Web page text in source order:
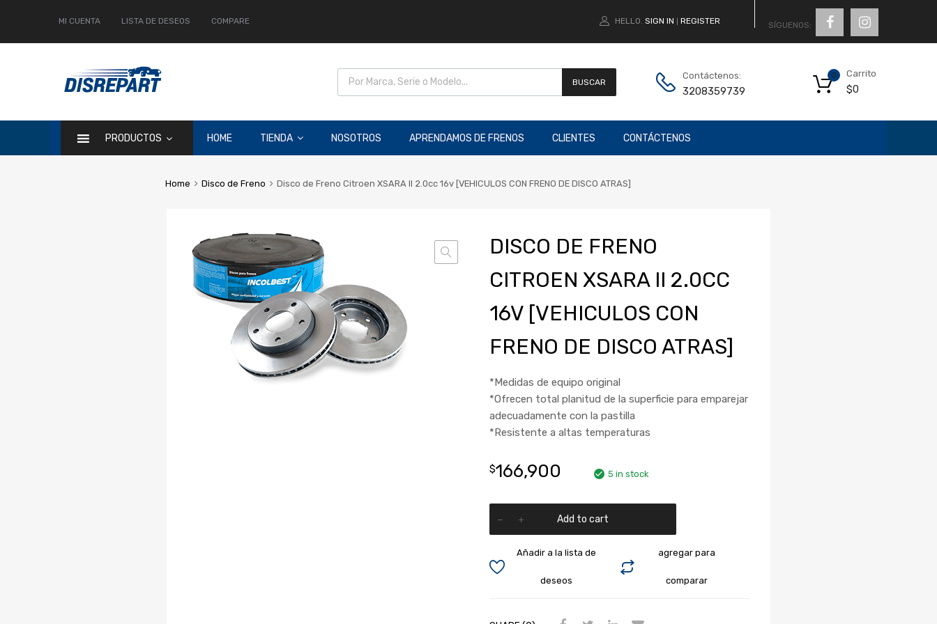
MI CUENTA LISTA DE DESEOS COMPARE HELLO. SIGN IN REGISTER SÍGUENOS:
BUSCAR
Contáctenos:
3208359739
Carrito
$0
0
PRODUCTOS HOME TIENDA NOSOTROS APRENDAMOS DE FRENOS CLIENTES CONTÁCTENOS
Home Disco de Freno Disco de Freno Citroen XSARA II 2.0cc 16v [VEHICULOS CON FRENO DE DISCO ATRAS]
DISCO DE FRENO
CITROEN XSARA II 2.0CC
16V [VEHICULOS CON
FRENO DE DISCO ATRAS]
*Medidas de equipo original
*Ofrecen total planitud de la superficie para emparejar
adecuadamente con la pastilla
*Resistente a altas temperaturas
$166,900 5 in stock
Add to cart
agregar para
comparar
Añadir a la lista de
deseos